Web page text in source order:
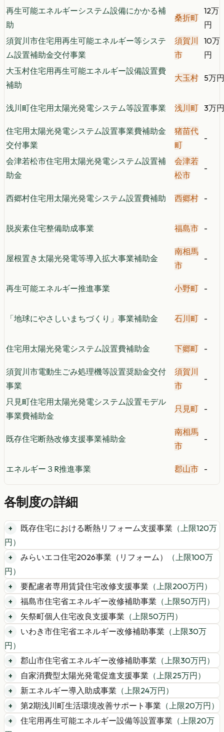
再生可能エネルギーシステム設備にかかる補
助
桑折町
12万
円
須賀川市住宅用再生可能エネルギー等システ
ム設置補助金交付事業
須賀川
市
10万
円
大玉村住宅用再生可能エネルギー設備設置費
補助
大玉村 5万円
浅川町住宅用太陽光発電システム等設置事業 浅川町 3万円
住宅用太陽光発電システム設置事業費補助金
交付事業
猪苗代
町
-
会津若松市住宅用太陽光発電システム設置補
助金
会津若
松市
-
西郷村住宅用太陽光発電システム設置費補助 西郷村 -
脱炭素住宅整備助成事業 福島市 -
屋根置き太陽光発電等導入拡大事業補助金
南相馬
市
-
再生可能エネルギー推進事業 小野町 -
「地球にやさしいまちづくり」事業補助金 石川町 -
住宅用太陽光発電システム設置費補助金 下郷町 -
須賀川市電動生ごみ処理機等設置奨励金交付
事業
須賀川
市
-
只見町住宅用太陽光発電システム設置モデル
事業費補助金
只見町 -
既存住宅断熱改修支援事業補助金
南相馬
市
-
エネルギー３R推進事業 郡山市 -
各制度の詳細
既存住宅における断熱リフォーム支援事業 （上限120万
円）
みらいエコ住宅2026事業（リフォーム）
（上限100万
円）
要配慮者専用賃貸住宅改修支援事業 （上限200万円）
福島市住宅省エネルギー改修補助事業 （上限50万円）
矢祭町個人住宅改良支援事業 （上限50万円）
いわき市住宅省エネルギー改修補助事業 （上限30万
円）
郡山市住宅省エネルギー改修補助事業 （上限30万円）
自家消費型太陽光発電促進支援事業 （上限25万円）
新エネルギー導入助成事業 （上限24万円）
第2期浅川町生活環境改善サポート事業 （上限20万円）
住宅用再生可能エネルギー設備等設置事業 （上限20万